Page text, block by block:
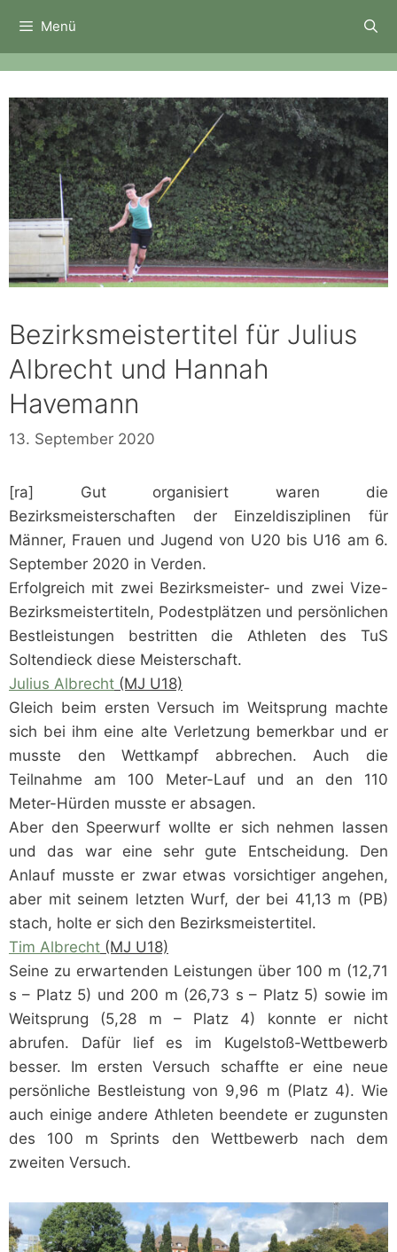
Inhalt
springen
Menü
Bezirksmeistertitel für Julius
Albrecht und Hannah
Havemann
13. September 2020
[ra] Gut organisiert waren die
Bezirksmeisterschaften der Einzeldisziplinen für
Männer, Frauen und Jugend von U20 bis U16 am 6.
September 2020 in Verden.
Erfolgreich mit zwei Bezirksmeister- und zwei Vize-
Bezirksmeistertiteln, Podestplätzen und persönlichen
Bestleistungen bestritten die Athleten des TuS
Soltendieck diese Meisterschaft.
Julius Albrecht (MJ U18)
Gleich beim ersten Versuch im Weitsprung machte
sich bei ihm eine alte Verletzung bemerkbar und er
musste den Wettkampf abbrechen. Auch die
Teilnahme am 100 Meter-Lauf und an den 110
Meter-Hürden musste er absagen.
Aber den Speerwurf wollte er sich nehmen lassen
und das war eine sehr gute Entscheidung. Den
Anlauf musste er zwar etwas vorsichtiger angehen,
aber mit seinem letzten Wurf, der bei 41,13 m (PB)
stach, holte er sich den Bezirksmeistertitel.
Tim Albrecht (MJ U18)
Seine zu erwartenden Leistungen über 100 m (12,71
s – Platz 5) und 200 m (26,73 s – Platz 5) sowie im
Weitsprung (5,28 m – Platz 4) konnte er nicht
abrufen. Dafür lief es im Kugelstoß-Wettbewerb
besser. Im ersten Versuch schaffte er eine neue
persönliche Bestleistung von 9,96 m (Platz 4). Wie
auch einige andere Athleten beendete er zugunsten
des 100 m Sprints den Wettbewerb nach dem
zweiten Versuch.